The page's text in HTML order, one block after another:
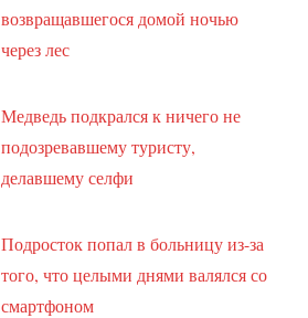
возвращавшегося домой ночью
через лес
Медведь подкрался к ничего не
подозревавшему туристу,
делавшему селфи
Подросток попал в больницу из-за
того, что целыми днями валялся со
смартфоном